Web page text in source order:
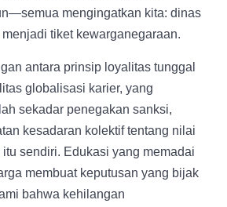
mengingatkan kita: dinas
tiket kewarganegaraan.
antara prinsip loyalitas tunggal
globalisasi karier, yang
sekadar penegakan sanksi,
kesadaran kolektif tentang nilai
sendiri. Edukasi yang memadai
membuat keputusan yang bijak
bahwa kehilangan